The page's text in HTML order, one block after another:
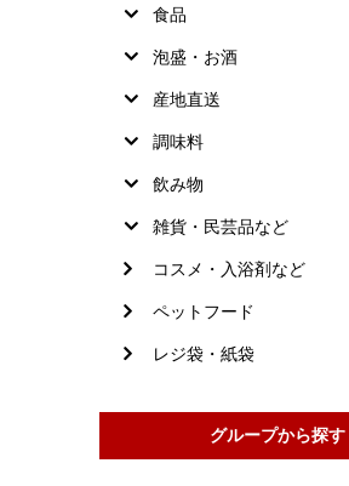
食品
泡盛・お酒
産地直送
調味料
飲み物
雑貨・民芸品など
コスメ・入浴剤など
ペットフード
レジ袋・紙袋
グループから探す